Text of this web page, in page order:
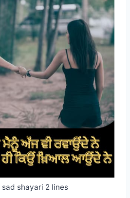
sad shayari 2 lines